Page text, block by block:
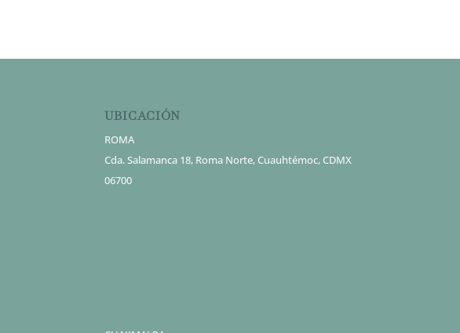
UBICACIÓN
ROMA
Cda. Salamanca 18, Roma Norte, Cuauhtémoc, CDMX
06700